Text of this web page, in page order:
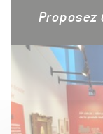
Proposez